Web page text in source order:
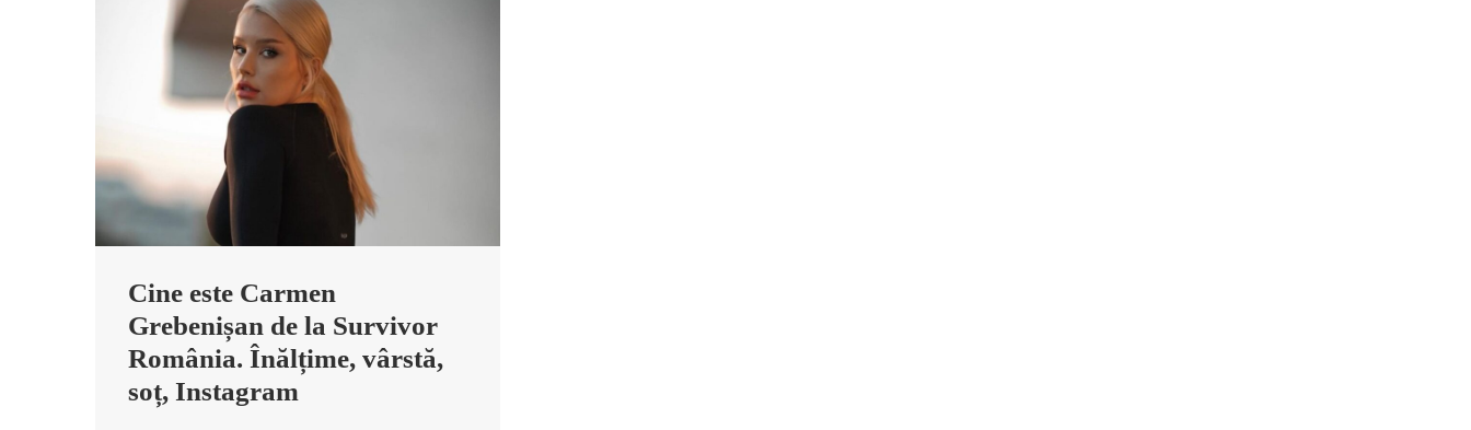
Cine este Carmen
Grebenișan de la Survivor
România. Înălțime, vârstă,
soț, Instagram